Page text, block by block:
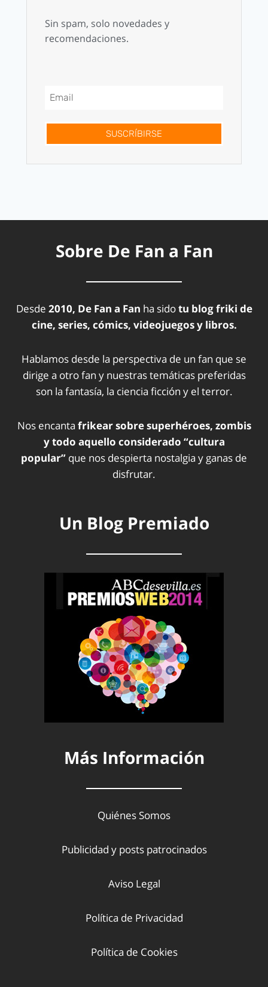
Sin spam, solo novedades y
recomendaciones.
SUSCRÍBIRSE
Sobre De Fan a Fan
Desde 2010, De Fan a Fan ha sidotu blog friki de
cine, series, cómics, videojuegos y libros.
Hablamos desde la perspectiva de un fan que se
dirige a otro fan y nuestras temáticas preferidas
son la fantasía, la ciencia ficción y el terror.
Nos encanta frikear sobre superhéroes, zombis
y todo aquello considerado “cultura
popular” que nos despierta nostalgia y ganas de
disfrutar.
Un Blog Premiado
Más Información
Quiénes Somos
Publicidad y posts patrocinados
Aviso Legal
Política de Privacidad
Política de Cookies